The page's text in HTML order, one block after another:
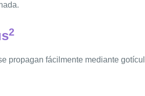
2
propagan fácilmente mediante